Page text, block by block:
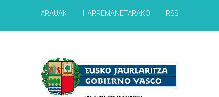
ARAUAK HARREMANETARAKO RSS